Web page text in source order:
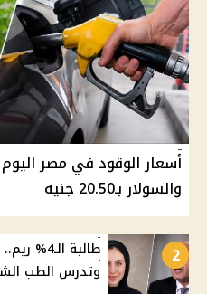
والسولار بـ20.50 جنيه
2
طالبة
وتدرس الطب